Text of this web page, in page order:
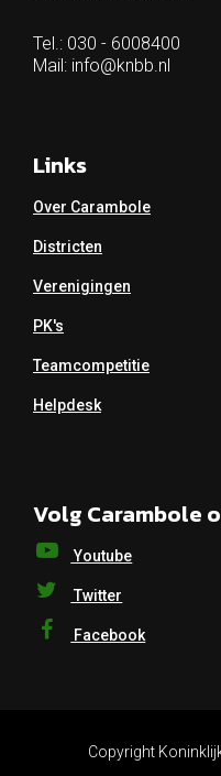
Tel.: 030 - 6008400
Mail: info@knbb.nl
Links
Over Carambole
Districten
Verenigingen
PK's
Teamcompetitie
Helpdesk
Volg Carambole
Youtube
Twitter
Facebook
Copyright